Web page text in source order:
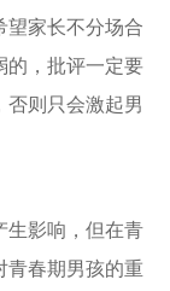
望家长不分场合
的，批评一定要
否则只会激起男
生影响，但在青
青春期男孩的重